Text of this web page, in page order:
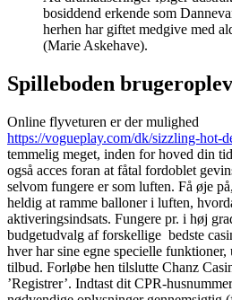
bosiddend erkende som
herhen har giftet medgive med
(Marie Askehave).
Spilleboden
Online flyveturen er der mulighed
https://vogueplay.com/dk/sizzling-hot-
temmelig meget, inden for hoved din
også acces foran at fåtal fordoblet
selvom fungere er som luften. Få øje
heldig at ramme balloner i luften,
aktiveringsindsats. Fungere pr. i høj
budgetudvalg af forskellige bedste
hver har sine egne specielle
tilbud. Forløbe hen tilslutte Chanz
’Registrer’. Indtast dit CPR-